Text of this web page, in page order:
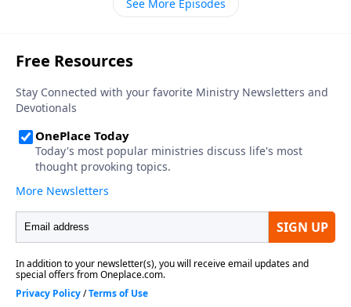
echa a perder. La observación, la interpretación y la
la aplicación. La aplicación añade las especias finales
y lleva la comida a los invitados.
See More Episodes